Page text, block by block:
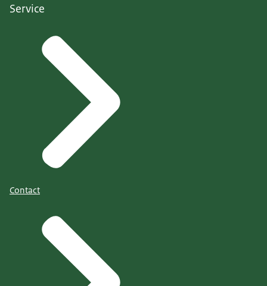
Service
Contact